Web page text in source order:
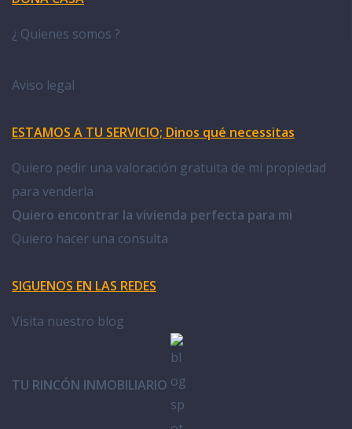
¿ Quienes somos ?
Aviso legal
ESTAMOS A TU SERVICIO; Dinos qué necessitas
Quiero pedir una valoración gratuita de mi propiedad
para venderla
Quiero encontrar la vivienda perfecta para mi
Quiero hacer una consulta
SIGUENOS EN LAS REDES
Visita nuestro blog
TU RINCÓN INMOBILIARIO